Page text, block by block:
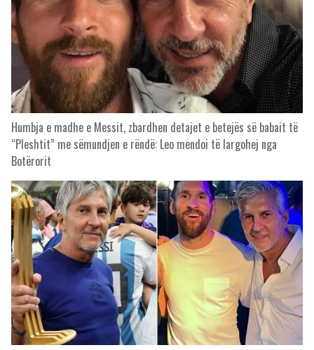
Humbja e madhe e Messit, zbardhen detajet e betejës së babait të
“Pleshtit” me sëmundjen e rëndë: Leo mendoi të largohej nga
Botërorit